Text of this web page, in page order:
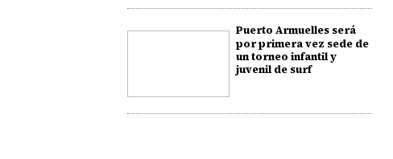
Puerto Armuelles será
por primera vez sede de
un torneo infantil y
juvenil de surf